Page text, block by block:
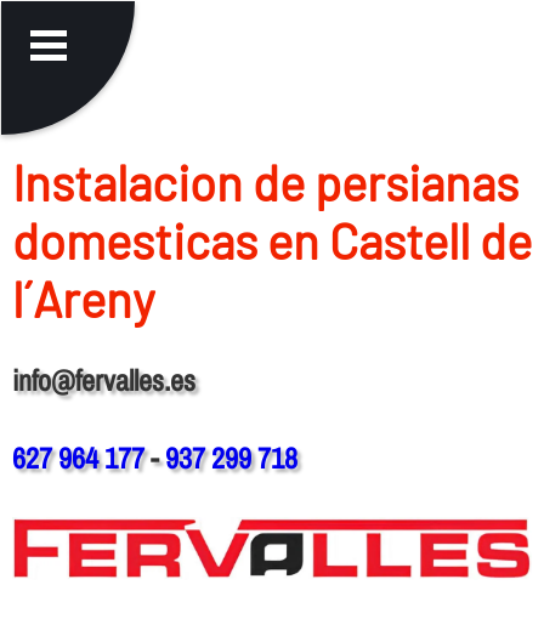
Instalacion de persianas
domesticas en Castell de
l´Areny
info@fervalles.es
627 964 177-937 299 718